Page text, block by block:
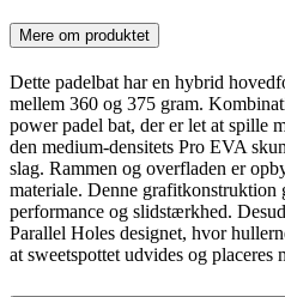
Mere om produktet
Dette padelbat har en hybrid
mellem 360 og 375 gram.
power padel bat, der er let at spille
den medium-densitets Pro EVA
slag. Rammen og overfladen er
materiale. Denne grafitkonstruktion
performance og slidstærkhed.
Parallel Holes designet, hvor
at sweetspottet udvides og placeres